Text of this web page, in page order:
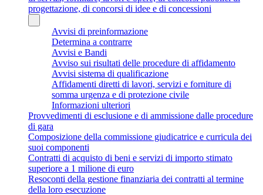
progettazione, di concorsi di idee e di concessioni
Avvisi di preinformazione
Determina a contrarre
Avvisi e Bandi
Avviso sui risultati delle procedure di affidamento
Avvisi sistema di qualificazione
Affidamenti diretti di lavori, servizi e forniture di
somma urgenza e di protezione civile
Informazioni ulteriori
Provvedimenti di esclusione e di ammissione dalle procedure
di gara
Composizione della commissione giudicatrice e curricula dei
suoi componenti
Contratti di acquisto di beni e servizi di importo stimato
superiore a 1 milione di euro
Resoconti della gestione finanziaria dei contratti al termine
della loro esecuzione